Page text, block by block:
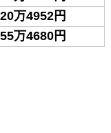
万4952円
万4680円